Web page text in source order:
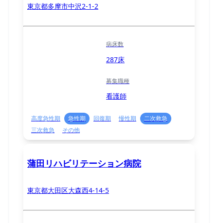
東京都多摩市中沢2-1-2
病床数
287床
募集職種
看護師
高度急性期 急性期 回復期 慢性期
二次救急
三次救急
その他
蒲田リハビリテーション病院
東京都大田区大森西4-14-5